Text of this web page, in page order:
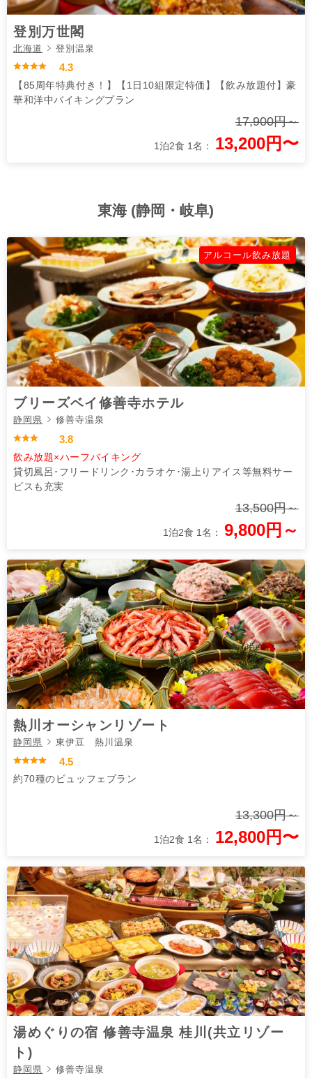
登別万世閣
北海道 登別温泉
4.3
【85周年特典付き！】【1日10組限定特価】【飲み放題付】豪
華和洋中バイキングプラン
17,900円～
1泊2食 1名： 13,200円〜
東海 (静岡・岐阜)
アルコール飲み放題
ブリーズベイ修善寺ホテル
静岡県 修善寺温泉
3.8
飲み放題×ハーフバイキング
貸切風呂･フリードリンク･カラオケ･湯上りアイス等無料サー
ビスも充実
13,500円～
1泊2食 1名： 9,800円～
熱川オーシャンリゾート
静岡県 東伊豆 熱川温泉
4.5
約70種のビュッフェプラン
13,300円～
1泊2食 1名： 12,800円〜
湯めぐりの宿 修善寺温泉 桂川(共立リゾー
ト)
静岡県 修善寺温泉